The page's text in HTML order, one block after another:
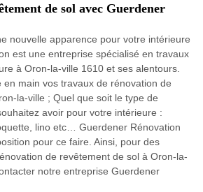
de sol avec Guerdener
nouvelle apparence pour votre intérieure
est une entreprise spécialisé en travaux
à Oron-la-ville 1610 et ses alentours.
en main vos travaux de rénovation de
la-ville ; Quel que soit le type de
avoir pour votre intérieure :
lino etc… Guerdener Rénovation
pour ce faire. Ainsi, pour des
de revêtement de sol à Oron-la-
notre entreprise Guerdener